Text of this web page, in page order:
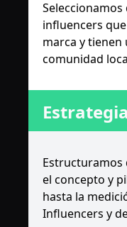
influencers
marca y tienen
comunidad
Estrategia
Estructuramos
el concepto y
hasta la
Influencers y